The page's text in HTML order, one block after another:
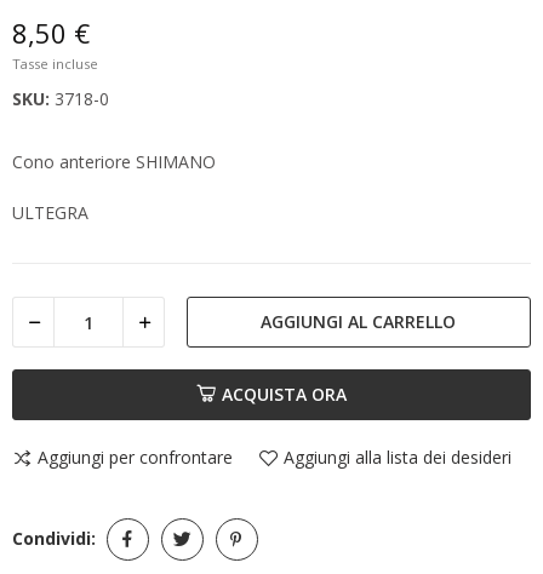
8,50 €
Tasse incluse
SKU: 3718-0
Cono anteriore SHIMANO
ULTEGRA
AGGIUNGI AL CARRELLO
ACQUISTA ORA
Aggiungi per confrontare Aggiungi alla lista dei desideri
Condividi: